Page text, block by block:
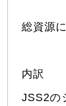
総資源
内訳
JSS2の